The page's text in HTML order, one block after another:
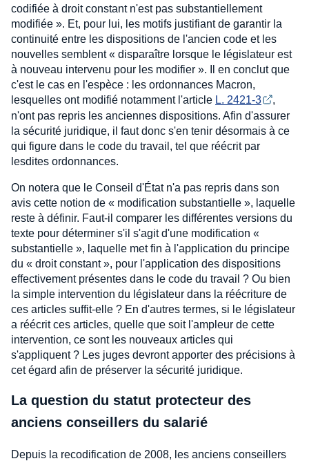
codifiée à droit constant n'est pas substantiellement
modifiée ». Et, pour lui, les motifs justifiant de garantir la
continuité entre les dispositions de l'ancien code et les
nouvelles semblent « disparaître lorsque le législateur est
à nouveau intervenu pour les modifier ». Il en conclut que
c'est le cas en l'espèce : les ordonnances Macron,
lesquelles ont modifié notamment l'article L. 2421-3
,
n'ont pas repris les anciennes dispositions. Afin d'assurer
la sécurité juridique, il faut donc s'en tenir désormais à ce
qui figure dans le code du travail, tel que réécrit par
lesdites ordonnances.
On notera que le Conseil d'État n'a pas repris dans son
avis cette notion de « modification substantielle », laquelle
reste à définir. Faut-il comparer les différentes versions du
texte pour déterminer s'il s'agit d'une modification «
substantielle », laquelle met fin à l'application du principe
du « droit constant », pour l'application des dispositions
effectivement présentes dans le code du travail ? Ou bien
la simple intervention du législateur dans la réécriture de
ces articles suffit-elle ? En d'autres termes, si le législateur
a réécrit ces articles, quelle que soit l'ampleur de cette
intervention, ce sont les nouveaux articles qui
s'appliquent ? Les juges devront apporter des précisions à
cet égard afin de préserver la sécurité juridique.
La question du statut protecteur des
anciens conseillers du salarié
Depuis la recodification de 2008, les anciens conseillers